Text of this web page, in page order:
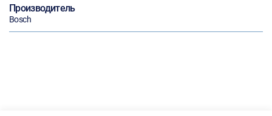
Производитель
Bosch